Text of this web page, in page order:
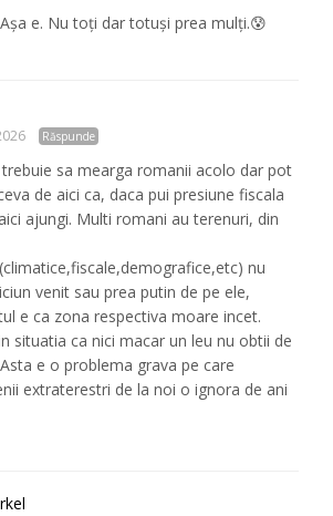
e. Nu toți dar totuși prea mulți.😰
Răspunde
trebuie sa mearga romanii acolo dar pot
de aici ca, daca pui presiune fiscala
ajungi. Multi romani au terenuri, din
nu
venit sau prea putin de pe ele,
e ca zona respectiva moare incet.
situatia ca nici macar un leu nu obtii de
e o problema grava pe care
extraterestri de la noi o ignora de ani